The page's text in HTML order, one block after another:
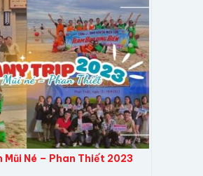
Mũi Né – Phan Thiết 2023